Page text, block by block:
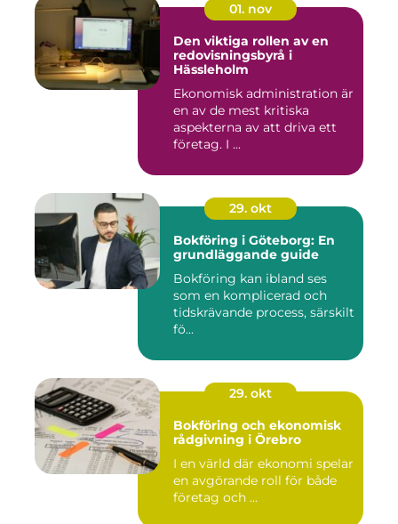
01. nov
Den viktiga rollen av en
redovisningsbyrå i
Hässleholm
Ekonomisk administration är
en av de mest kritiska
aspekterna av att driva ett
företag. I ...
29. okt
Bokföring i Göteborg: En
grundläggande guide
Bokföring kan ibland ses
som en komplicerad och
tidskrävande process, särskilt
fö...
29. okt
Bokföring och ekonomisk
rådgivning i Örebro
I en värld där ekonomi spelar
en avgörande roll för både
företag och ...